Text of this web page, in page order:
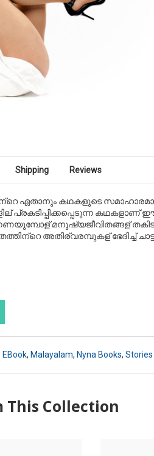
Shipping Reviews
റെ ഏതാനും കഥകളുടെ
‍പ്രകടിപ്പിക്കപ്പെടുന്ന കഥകളാണ്
‍മനുഷ്യജീവിതങ്ങള്‍
റെ അതിര്വരമ്പുകള്‍ഭേദിച്ച്
EBook, Malayalam, Nyna Books, Stories
This Collection